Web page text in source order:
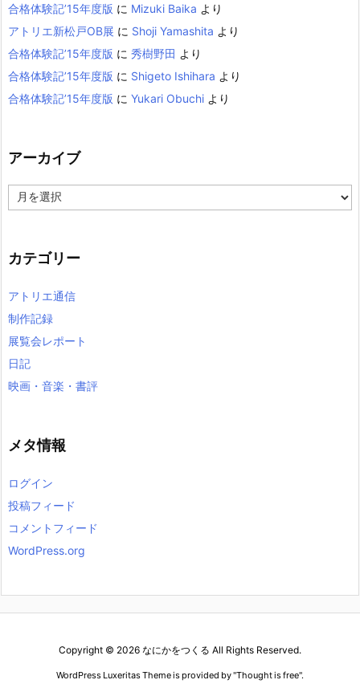
合格体験記’15年度版 に Mizuki Baika より
アトリエ新松戸OB展 に Shoji Yamashita より
合格体験記’15年度版 に 秀樹野田 より
合格体験記’15年度版 に Shigeto Ishihara より
合格体験記’15年度版 に Yukari Obuchi より
アーカイブ
ー
ブ
カテゴリー
アトリエ通信
制作記録
展覧会レポート
日記
映画・音楽・書評
メタ情報
ログイン
投稿フィード
コメントフィード
WordPress.org
Copyright © 2026 なにかをつくる All Rights Reserved.
WordPress Luxeritas Theme is provided by "Thought is free".